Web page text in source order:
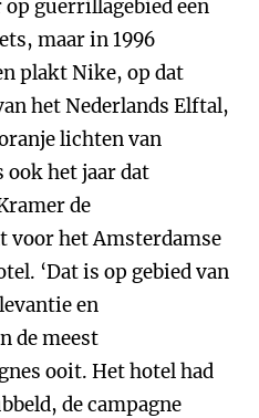
guerrillagebied een
maar in 1996
plakt Nike, op dat
het Nederlands Elftal,
lichten van
het jaar dat
de
voor het Amsterdamse
‘Dat is op gebied van
en
de meest
ooit. Het hotel had
de campagne